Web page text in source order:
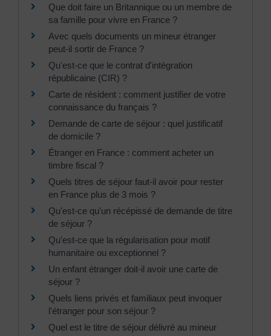
Que doit faire un Britannique ou un membre de
sa famille pour vivre en France ?
Avec quels documents un mineur étranger
peut-il sortir de France ?
Qu'est-ce que le contrat d'intégration
républicaine (CIR) ?
Carte de résident : comment justifier de votre
connaissance du français ?
Demande de carte de séjour : quel justificatif
de domicile ?
Étranger en France : comment acheter un
timbre fiscal ?
Quels titres de séjour faut-il avoir pour rester
en France plus de 3 mois ?
Qu'est-ce qu'un récépissé de demande de titre
de séjour ?
Qu'est-ce que la régularisation pour motif
humanitaire ou exceptionnel ?
Un enfant étranger doit-il avoir une carte de
séjour ?
Quels liens privés et familiaux peut invoquer
l'étranger pour son séjour ?
Quel est le titre de séjour délivré au mineur